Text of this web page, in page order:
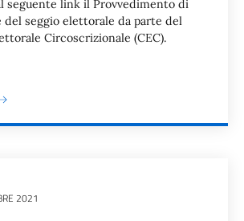
seguente link il Provvedimento di
seggio elettorale da parte del
Circoscrizionale (CEC).
2021